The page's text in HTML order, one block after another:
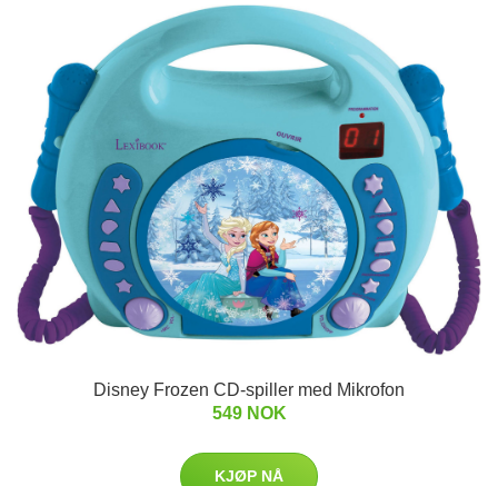
Disney Frozen CD-spiller med Mikrofon
549 NOK
KJØP NÅ